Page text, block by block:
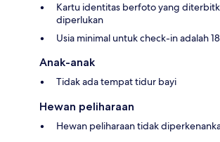
Kartu identitas berfoto yang
diperlukan
Usia minimal untuk check-in adalah
Anak-anak
Tidak ada tempat tidur bayi
Hewan peliharaan
Hewan peliharaan tidak